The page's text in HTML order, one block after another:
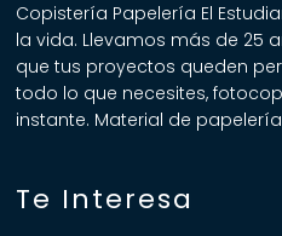
Copistería Papelería El
la vida. Llevamos más de 25
que tus proyectos queden
todo lo que necesites,
instante. Material de
Te Interesa